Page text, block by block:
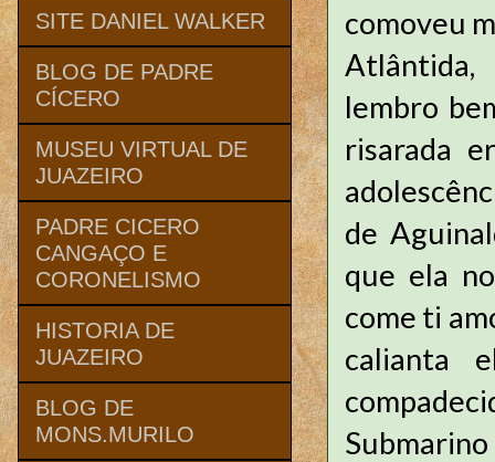
comoveu
Atlântida,
lembro
risarada
de
que ela
come ti
calianta
SITE DANIEL WALKER
BLOG DE PADRE
CÍCERO
MUSEU VIRTUAL DE
JUAZEIRO
PADRE CICERO
CANGAÇO E
CORONELISMO
HISTORIA DE
JUAZEIRO
BLOG DE
MONS.MURILO